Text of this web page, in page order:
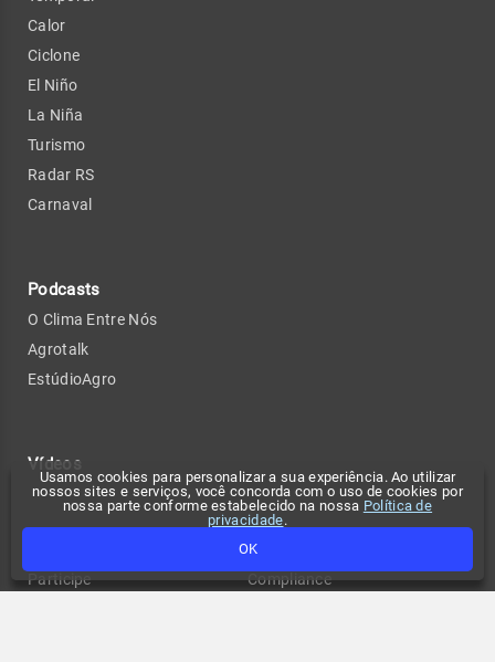
Usamos cookies para personalizar a sua experiência. Ao utilizar
nossos sites e serviços, você concorda com o uso de cookies por
nossa parte conforme estabelecido na nossa Política de
privacidade.
OK
Calor
Ciclone
El Niño
La Niña
Turismo
Radar RS
Carnaval
Podcasts
O Clima Entre Nós
Agrotalk
EstúdioAgro
Vídeos
Participe
Contato
Compliance